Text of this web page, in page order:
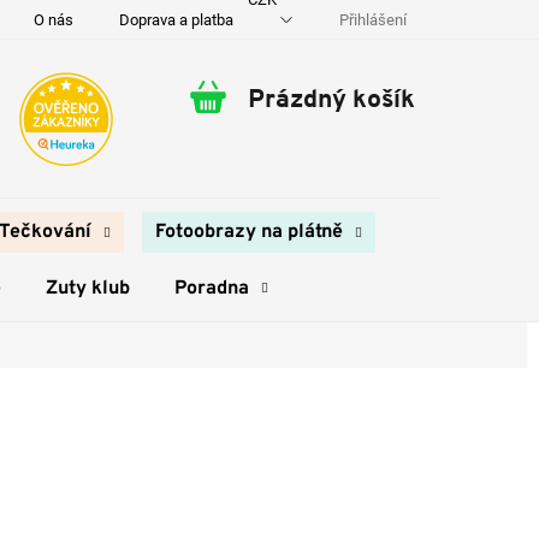
O nás Doprava a platba Kontakty Přihlášení
Nákupní
Prázdný košík
Tečkování Fotoobrazy na plátně
Zuty klub Poradna